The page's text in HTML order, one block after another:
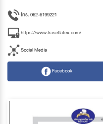
โทร. 062-6199221
https://www.kasetlatex.com/
Social Media
Facebook